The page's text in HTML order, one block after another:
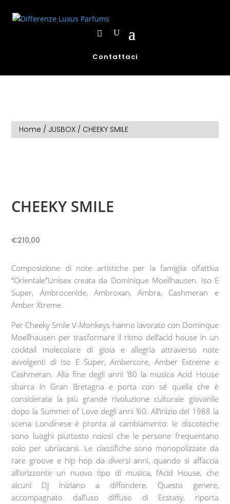
Contattaci
Home / JUSBOX / CHEEKY SMILE
CHEEKY SMILE
€210,00
Composizione di note artistiche per la famiglia olfattiva
“Orientale”Unisex creata da Dominique Moellhausen. Iso E
Super, Ambrocenide, Ambroxan, Ambra, Cashmeran e
Amber Xtreme.
Per Cheeky Smile V-Monkeys hanno lavorato con Dominque
Moellhausen per trasformare il ritmo dell’acid house in un
cocktail molecolare di gioia e allegria attraverso note
avvolgenti di Iso E Super, Ambercore, Amber Extreme e
Cashmeran. Alla fine degli anni ’80 la musica Acid House
sbarca in Gran Bretagna e porta con sé quella che è
considerata la più grande rivoluzione culturale giovanile
dopo la Summer of Love degli anni ‘60. All’inizio del 1988 la
scena Londinese è pronta al cambiamento: le discoteche
sono luoghi piuttosto noiosi che le persone frequentano
solo per ubriacarsi. Le classifiche sono monopolizzate da
rare groove e hip hop da diversi anni, quando si affaccia
all’orizzonte un nuovo tipo di musica, l’Acid House, che
alcuni DJ iniziano a diffondere. Questo genere,
accompagnato dall’uso diffuso di Ecstasy, riporta